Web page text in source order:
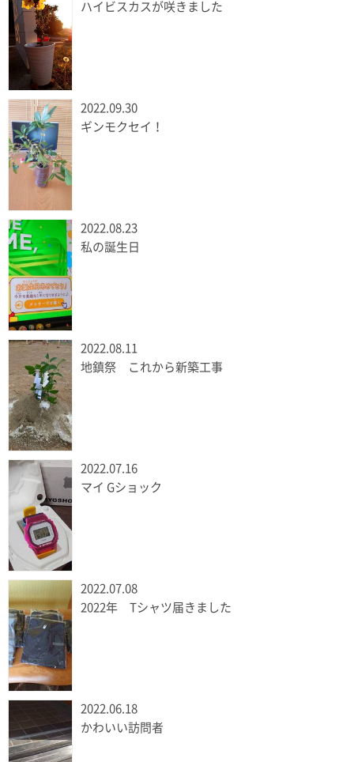
ハイビスカスが咲きました
2022.09.30
ギンモクセイ！
2022.08.23
私の誕生日
2022.08.11
地鎮祭 これから新築工事
2022.07.16
マイ Gショック
2022.07.08
2022年 Tシャツ届きました
2022.06.18
かわいい訪問者